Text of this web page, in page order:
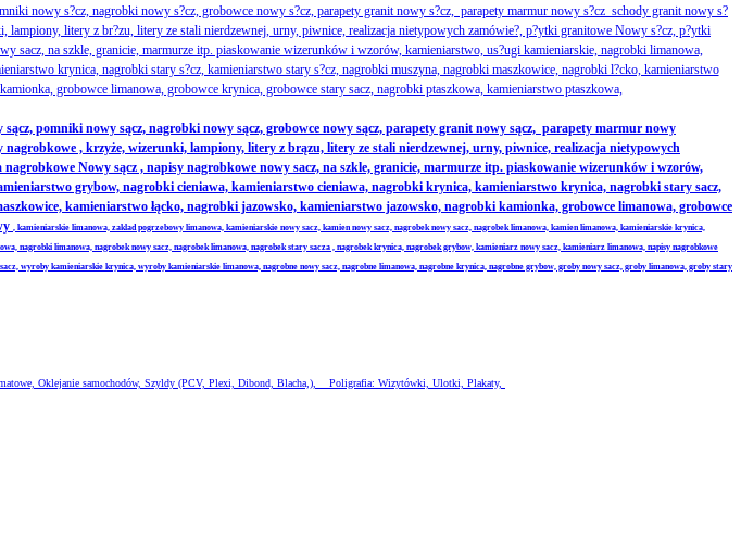
nowy s?cz, nagrobki nowy s?cz, grobowce nowy s?cz, parapety granit nowy s?cz, parapety marmur nowy s?cz schody granit nowy s?
litery z br?zu, litery ze stali nierdzewnej, urny, piwnice, realizacja nietypowych zamówie?, p?ytki granitowe Nowy s?cz, p?ytki
sacz, na szkle, granicie, marmurze itp. piaskowanie wizerunków i wzorów, kamieniarstwo, us?ugi kamieniarskie, nagrobki limanowa,
krynica, nagrobki stary s?cz, kamieniarstwo stary s?cz, nagrobki muszyna, nagrobki maszkowice, nagrobki l?cko, kamieniarstwo
grobowce limanowa, grobowce krynica, grobowce stary sacz, nagrobki ptaszkowa, kamieniarstwo ptaszkowa,
pomniki nowy sącz, nagrobki nowy sącz, grobowce nowy sącz, parapety granit nowy sącz, parapety marmur nowy
, krzyże, wizerunki, lampiony, litery z brązu, litery ze stali nierdzewnej, urny, piwnice, realizacja nietypowych
Nowy sącz , napisy nagrobkowe nowy sacz, na szkle, granicie, marmurze itp. piaskowanie wizerunków i wzorów,
grybow, nagrobki cieniawa, kamieniarstwo cieniawa, nagrobki krynica, kamieniarstwo krynica, nagrobki stary sacz,
kamieniarstwo łącko, nagrobki jazowsko, kamieniarstwo jazowsko, nagrobki kamionka, grobowce limanowa, grobowce
, kamieniarskie limanowa, zaklad pogrzebowy limanowa, kamieniarskie nowy sacz, kamien nowy sacz, nagrobek nowy sacz, nagrobek limanowa, kamien limanowa, kamieniarskie krynica,
limanowa, nagrobek nowy sacz, nagrobek limanowa, nagrobek stary sacza , nagrobek krynica, nagrobek grybow, kamieniarz nowy sacz, kamieniarz limanowa, napisy nagrobkowe
wyroby kamieniarskie krynica, wyroby kamieniarskie limanowa, nagrobne nowy sacz, nagrobne limanowa, nagrobne krynica, nagrobne grybow, groby nowy sacz, groby limanowa, groby stary
Oklejanie samochodów, Szyldy (PCV, Plexi, Dibond, Blacha,), Poligrafia: Wizytówki, Ulotki, Plakaty,